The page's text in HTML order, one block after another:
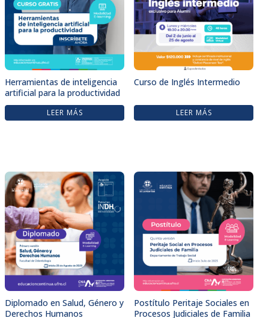
Herramientas de inteligencia
artificial para la productividad
LEER MÁS
Curso de Inglés Intermedio
LEER MÁS
Diplomado en Salud, Género y
Derechos Humanos
Postítulo Peritaje Sociales en
Procesos Judiciales de Familia